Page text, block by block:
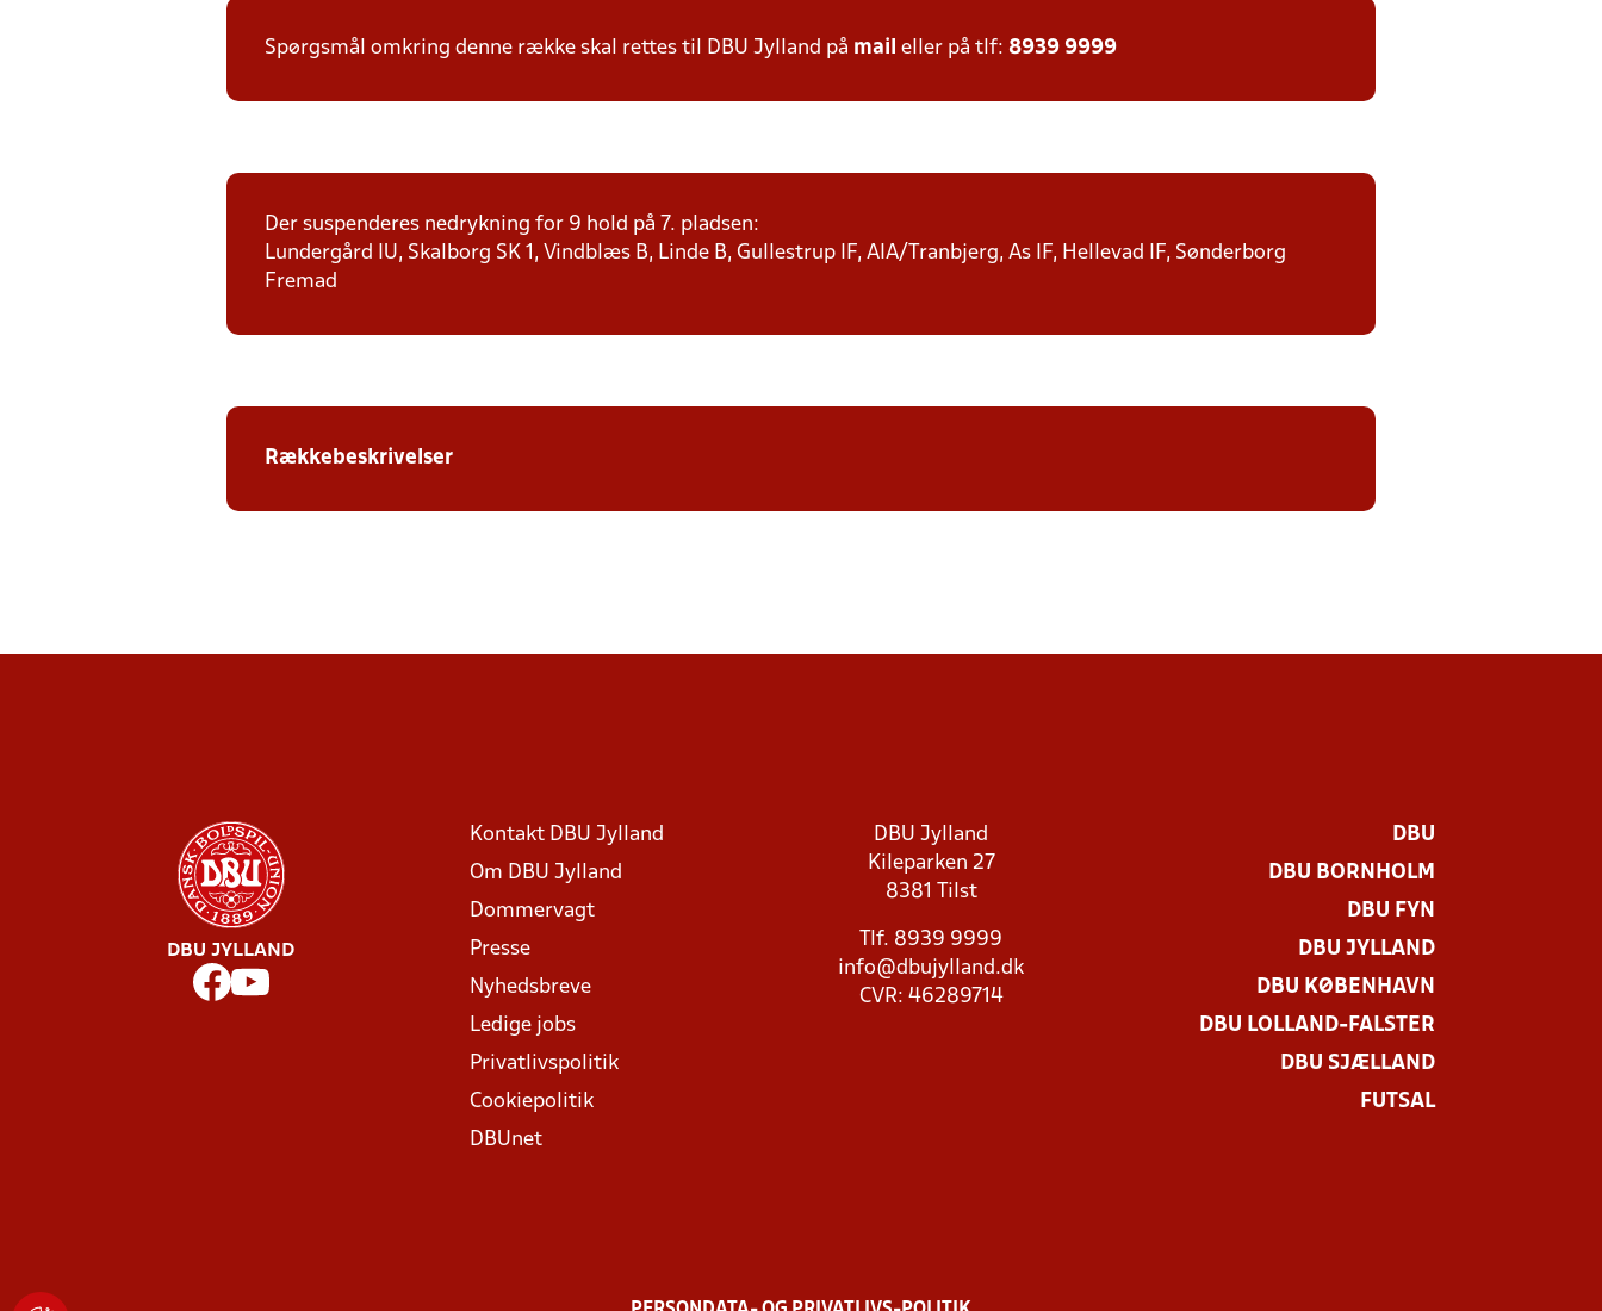
Spørgsmål omkring denne række skal rettes til DBU Jylland på mail eller på tlf: 8939 9999
Der suspenderes nedrykning for 9 hold på 7. pladsen:
Lundergård IU, Skalborg SK 1, Vindblæs B, Linde B, Gullestrup IF, AIA/Tranbjerg, As IF, Hellevad IF, Sønderborg
Fremad
Rækkebeskrivelser
DBU JYLLAND
Kontakt DBU Jylland
Om DBU Jylland
Dommervagt
Presse
Nyhedsbreve
Ledige jobs
Privatlivspolitik
Cookiepolitik
DBUnet
DBU Jylland
Kileparken 27
8381 Tilst
Tlf. 8939 9999
info@dbujylland.dk
CVR: 46289714
DBU
DBU BORNHOLM
DBU FYN
DBU JYLLAND
DBU KØBENHAVN
DBU LOLLAND-FALSTER
DBU SJÆLLAND
FUTSAL